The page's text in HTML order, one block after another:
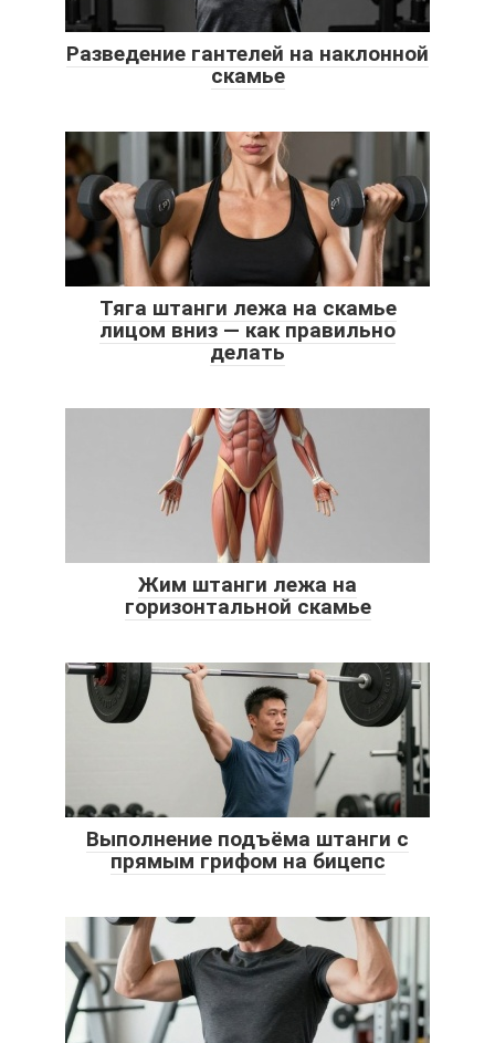
Разведение гантелей на наклонной
скамье
Тяга штанги лежа на скамье
лицом вниз — как правильно
делать
Жим штанги лежа на
горизонтальной скамье
Выполнение подъёма штанги с
прямым грифом на бицепс